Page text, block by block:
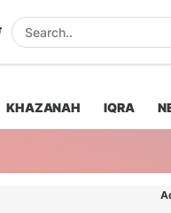
KHAZANAH IQRA